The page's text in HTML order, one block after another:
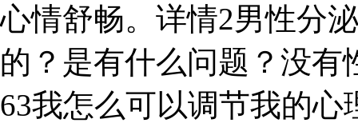
心情舒畅。详情2男性分
的？是有什么问题？没
63我怎么可以调节我的